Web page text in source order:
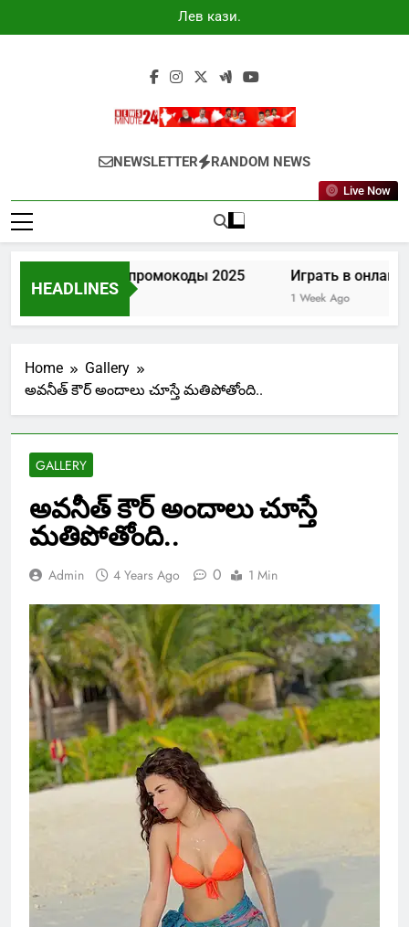
to
Лев казино
промокоды
Newsminute24
Get All Updated Telugu News
NEWSLETTER RANDOM NEWS
Live Now
HEADLINES
Лев казино промокоды 2025
4 Days Ago
Играть в онлайн
1 Week Ago
Home
Gallery
అవనీత్ కౌర్ అందాలు చూస్తే మతిపోతోంది..
GALLERY
అవనీత్ కౌర్ అందాలు చూస్తే
మతిపోతోంది..
Admin 4 Years Ago 0 1 Min